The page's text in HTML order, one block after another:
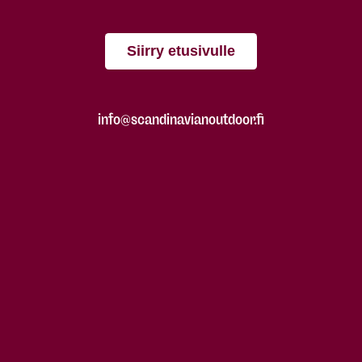
Siirry etusivulle
info@scandinavianoutdoor.fi